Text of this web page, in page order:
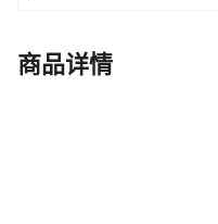
商品详情